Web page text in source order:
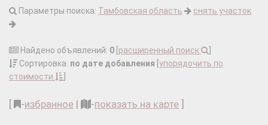
Параметры поиска: Тамбовская область снять участок
Найдено объявлений: 0 расширенный поиск
Сортировка: по дате добавления упорядочить по
стоимости
-избранное | -показать на карте